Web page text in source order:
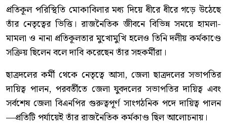
প্রতিকূল পরিস্থিতি মোকাবিলার মধ্য দিয়ে ধীরে ধীরে গড়ে উঠেছে
তাঁর নেতৃত্বের ভিত্তি। রাজনৈতিক জীবনে বিভিন্ন সময়ে হামলা-
মামলা ও নানা প্রতিকূলতার মুখোমুখি হলেও তিনি দলীয় কর্মকাণ্ডে
সক্রিয় ছিলেন বলে দাবি করেছেন তাঁর সহকর্মীরা।
ছাত্রদলের কর্মী থেকে নেতৃত্বে আসা, জেলা ছাত্রদলের সভাপতির
দায়িত্ব পালন, পরবর্তীতে জেলা যুবদলের সভাপতির দায়িত্ব এবং
সর্বশেষ জেলা বিএনপির গুরুত্বপূর্ণ সাংগঠনিক পদে দায়িত্ব পালন
—প্রতিটি পর্যায়েই তাঁর রাজনৈতিক কর্মকাণ্ড ছিল আলোচনায়।